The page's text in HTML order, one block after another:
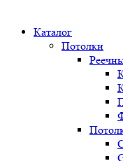
Каталог
Потолки